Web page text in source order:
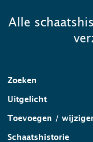
Alle
Zoeken
Uitgelicht
Toevoegen /
Schaatshistorie